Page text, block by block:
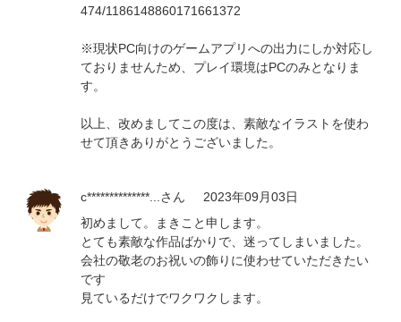
474/1186148860171661372
※現状PC向けのゲームアプリへの出力にしか対応し
ておりませんため、プレイ環境はPCのみとなりま
す。
以上、改めましてこの度は、素敵なイラストを使わ
せて頂きありがとうございました。
c**************... さん
2023年09月03日
初めまして。まきこと申します。
とても素敵な作品ばかりで、迷ってしまいました。
会社の敬老のお祝いの飾りに使わせていただきたい
です
見ているだけでワクワクします。